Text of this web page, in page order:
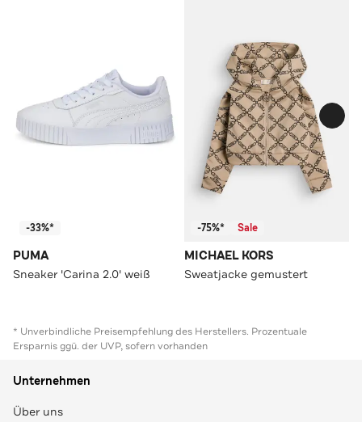
-33%*
PUMA
Sneaker 'Carina 2.0' weiß
-75%* Sale
MICHAEL KORS
Sweatjacke gemustert
* Unverbindliche Preisempfehlung des Herstellers. Prozentuale
Ersparnis ggü. der UVP, sofern vorhanden
Unternehmen
Über uns